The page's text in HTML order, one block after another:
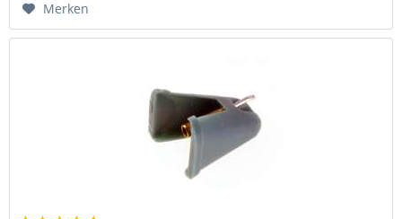
Merken